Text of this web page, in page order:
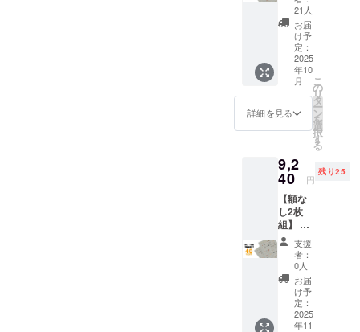
デザイン
チームにて
企画、デザ
イン、制作
を行った日
リジナル作
ズ：直
径
80mmx
長さ
580mm
・生
産：日
本 ※額
は付属
送のみ
となり
ます ※
お届け
日は
「お届
け予
定」月
の月末
です ※
送料込
の価格
です ※
B2(515
x728m
m) ・用
紙：印
刷用特
殊紙
195gs
m ・印
刷：オ
産：日
本 ハー
ドケー
ス仕様
・サイ
ズ：直
径
80mmx
長さ
580mm
・生
産：日
定！ 一
般販売
予定価
￥7,700
(税込) x
2=￥15,
400(税
込)のと
ころ、
→
F￥8,47
0(税込)
内容 ・
動物病
院の
「犬ポ
ス
ター」
x 2 ・
ハード
ケース
x 1 ポス
ター仕
様 ・サ
21人
お届
け予
定：
2025
年10
月
詳細を見る
こ
の
リ
タ
ー
ン
を
選
択
す
る
9,2
40 円
残り25
【額な
し2枚
組】 先
着25名
様限
定！ 一
般販売
予定価
￥7,700
(税込) x
支援
者：
0人
お届
け予
定：
2025
年11